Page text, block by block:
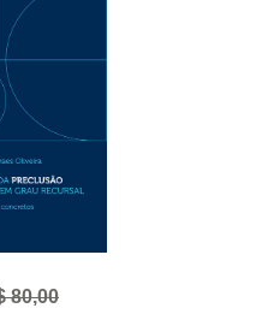
80,00